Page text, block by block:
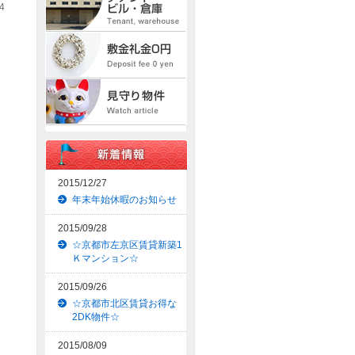
2015/12/27
年末年始休暇のお知らせ
2015/09/28
☆京都市左京区賃貸新築1
Ｋマンション☆
2015/09/26
☆京都市北区賃貸お得な
2DK物件☆
2015/08/09